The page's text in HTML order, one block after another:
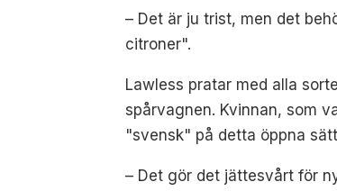
– Det är ju trist, men det
citroner".
Lawless pratar med alla
spårvagnen. Kvinnan, som
"svensk" på detta öppna
– Det gör det jättesvårt för